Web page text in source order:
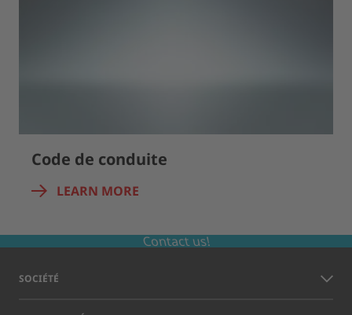
Code de conduite
LEARN MORE
Contact us!
SOCIÉTÉ